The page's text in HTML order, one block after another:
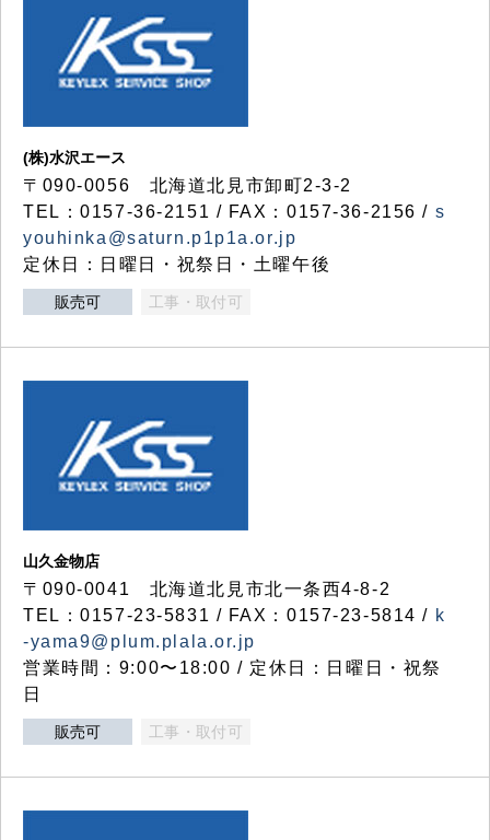
(株)水沢エース
〒090-0056 北海道北見市卸町2-3-2
TEL：0157-36-2151 / FAX：0157-36-2156 / s
youhinka@saturn.p1p1a.or.jp
定休日：日曜日・祝祭日・土曜午後
販売可 工事・取付可
山久金物店
〒090-0041 北海道北見市北一条西4-8-2
TEL：0157-23-5831 / FAX：0157-23-5814 / k
-yama9@plum.plala.or.jp
営業時間：9:00〜18:00 / 定休日：日曜日・祝祭
日
販売可 工事・取付可